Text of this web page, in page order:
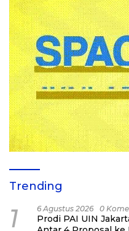
Trending
1 6 Agustus 2026 0
Prodi PAI UIN